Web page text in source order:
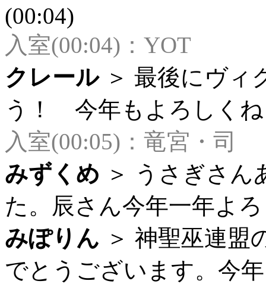
(00:04)
入室(00:04)：YOT
クレール＞ 最後にヴィ
う！ 今年もよろしくね
入室(00:05)：竜宮・司
みずくめ ＞ うさぎさ
た。辰さん今年一年よ
みぽりん ＞ 神聖巫連盟
でとうございます。今